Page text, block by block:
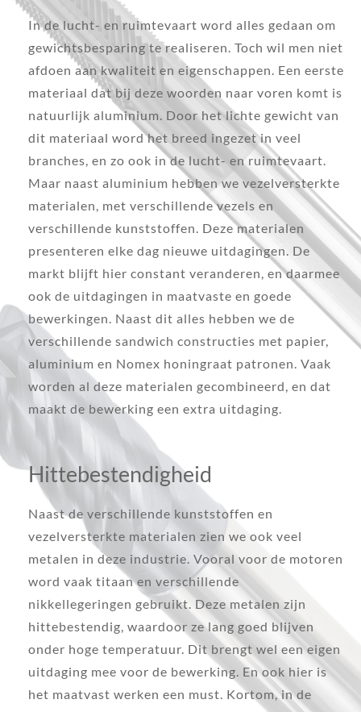
In de lucht- en ruimtevaart word alles gedaan om
gewichtsbesparing te realiseren. Toch wil men niet
afdoen aan kwaliteit en eigenschappen. Een eerste
materiaal dat bij deze woorden naar voren komt is
natuurlijk aluminium. Door het lichte gewicht van
dit materiaal word het breed ingezet in veel
branches, en zo ook in de lucht- en ruimtevaart.
Maar naast aluminium hebben we vezelversterkte
materialen, met verschillende vezels en
verschillende kunststoffen. Deze materialen
presenteren elke dag nieuwe uitdagingen. De
markt blijft hier constant veranderen, en daarmee
ook de uitdagingen in maatvaste en goede
bewerkingen. Naast dit alles hebben we de
verschillende sandwich constructies met papier,
aluminium en Nomex honingraat patronen. Vaak
worden al deze materialen gecombineerd, en dat
maakt de bewerking een extra uitdaging.
Hittebestendigheid
Naast de verschillende kunststoffen en
vezelversterkte materialen zien we ook veel
metalen in deze industrie. Vooral voor de motoren
word vaak titaan en verschillende
nikkellegeringen gebruikt. Deze metalen zijn
hittebestendig, waardoor ze lang goed blijven
onder hoge temperatuur. Dit brengt wel een eigen
uitdaging mee voor de bewerking. En ook hier is
het maatvast werken een must. Kortom, in de